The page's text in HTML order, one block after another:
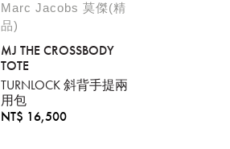
Marc Jacobs 莫傑(精
品)
MJ THE CROSSBODY
TOTE
TURNLOCK 斜背手提兩
用包
NT$ 16,500